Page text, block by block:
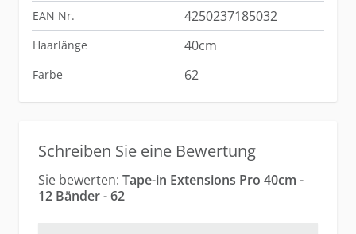
EAN Nr. 4250237185032
Haarlänge 40cm
Farbe 62
Schreiben Sie eine Bewertung
Sie bewerten: Tape-in Extensions Pro 40cm -
12 Bänder - 62